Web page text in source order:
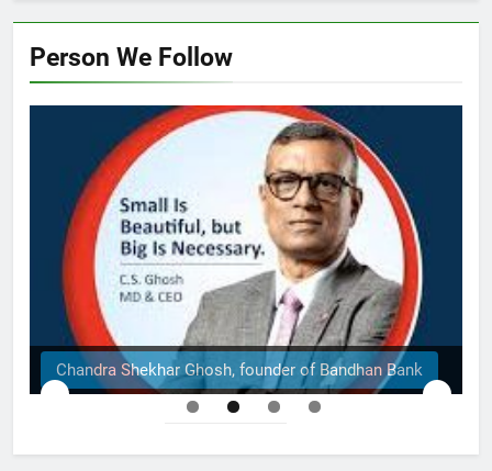
Person We Follow
The Structural Engineers Ltd | Dhaka